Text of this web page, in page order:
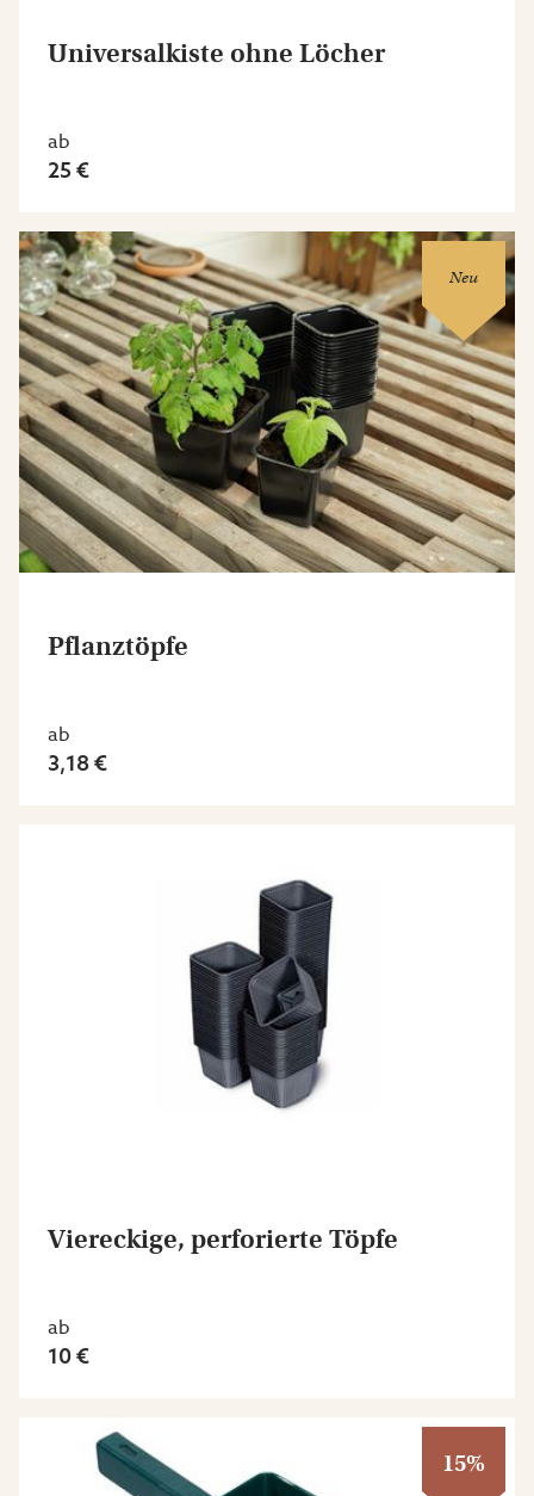
Universalkiste ohne Löcher
ab
25 €
Neu
Pflanztöpfe
ab
3,18 €
Viereckige, perforierte Töpfe
ab
10 €
15%